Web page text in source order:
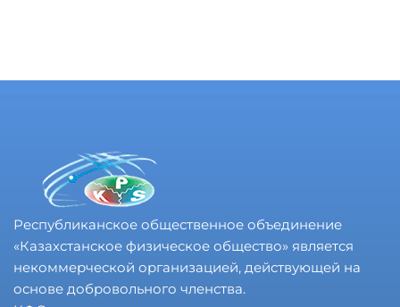
Республиканское общественное объединение
«Казахстанское физическое общество» является
некоммерческой организацией, действующей на
основе добровольного членства.